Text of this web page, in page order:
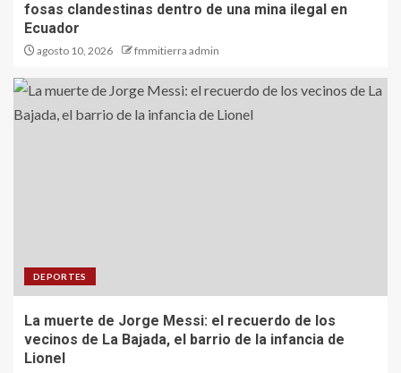
fosas clandestinas dentro de una mina ilegal en
Ecuador
agosto 10, 2026 fmmitierra admin
DEPORTES
La muerte de Jorge Messi: el recuerdo de los
vecinos de La Bajada, el barrio de la infancia de
Lionel